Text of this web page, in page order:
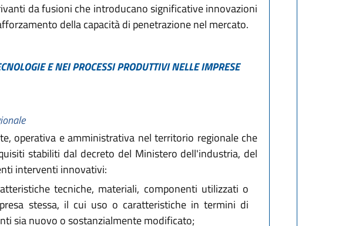
da fusioni che introducano significative innovazioni
della capacità di penetrazione nel mercato.
E NEI PROCESSI PRODUTTIVI NELLE IMPRESE
operativa e amministrativa nel territorio regionale che
stabiliti dal decreto del Ministero dell'industria, del
interventi innovativi:
tecniche, materiali, componenti utilizzati o
stessa, il cui uso o caratteristiche in termini di
sia nuovo o sostanzialmente modificato;